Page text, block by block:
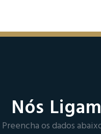
Nós
Preencha os dados